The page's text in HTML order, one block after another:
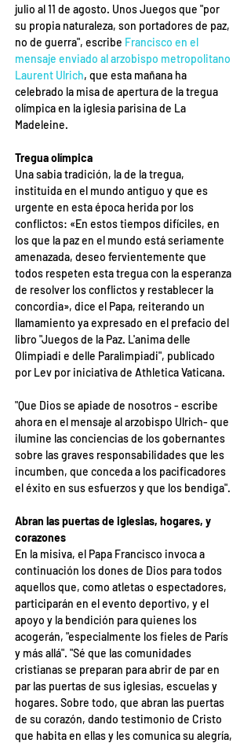
julio al 11 de agosto. Unos Juegos que "por
su propia naturaleza, son portadores de paz,
no de guerra", escribe Francisco en el
mensaje enviado al arzobispo metropolitano
Laurent Ulrich, que esta mañana ha
celebrado la misa de apertura de la tregua
olímpica en la iglesia parisina de La
Madeleine.
Tregua olímpica
Una sabia tradición, la de la tregua,
instituida en el mundo antiguo y que es
urgente en esta época herida por los
conflictos: «En estos tiempos difíciles, en
los que la paz en el mundo está seriamente
amenazada, deseo fervientemente que
todos respeten esta tregua con la esperanza
de resolver los conflictos y restablecer la
concordia», dice el Papa, reiterando un
llamamiento ya expresado en el prefacio del
libro "Juegos de la Paz. L'anima delle
Olimpiadi e delle Paralimpiadi", publicado
por Lev por iniciativa de Athletica Vaticana.
"Que Dios se apiade de nosotros - escribe
ahora en el mensaje al arzobispo Ulrich- que
ilumine las conciencias de los gobernantes
sobre las graves responsabilidades que les
incumben, que conceda a los pacificadores
el éxito en sus esfuerzos y que los bendiga".
Abran las puertas de iglesias, hogares, y
corazones
En la misiva, el Papa Francisco invoca a
continuación los dones de Dios para todos
aquellos que, como atletas o espectadores,
participarán en el evento deportivo, y el
apoyo y la bendición para quienes los
acogerán, "especialmente los fieles de París
y más allá". "Sé que las comunidades
cristianas se preparan para abrir de par en
par las puertas de sus iglesias, escuelas y
hogares. Sobre todo, que abran las puertas
de su corazón, dando testimonio de Cristo
que habita en ellas y les comunica su alegría,